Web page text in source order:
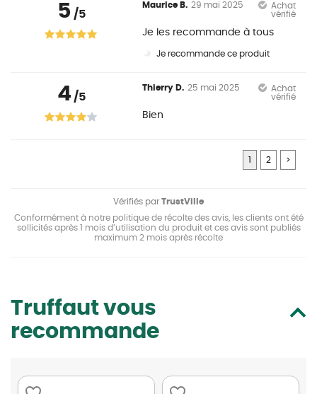
5 /5
Maurice B. 29 mai 2025
Achat
vérifié
Je les recommande à tous
Je recommande ce produit
4/5
Thierry D. 25 mai 2025
Achat
vérifié
Bien
1 2 >
Vérifiés par TrustVille
Conformément à notre politique de récolte des avis, les clients ont été
sollicités après 1 mois d’utilisation du produit et ces avis sont publiés
maximum 2 mois après récolte
Truffaut vous
recommande